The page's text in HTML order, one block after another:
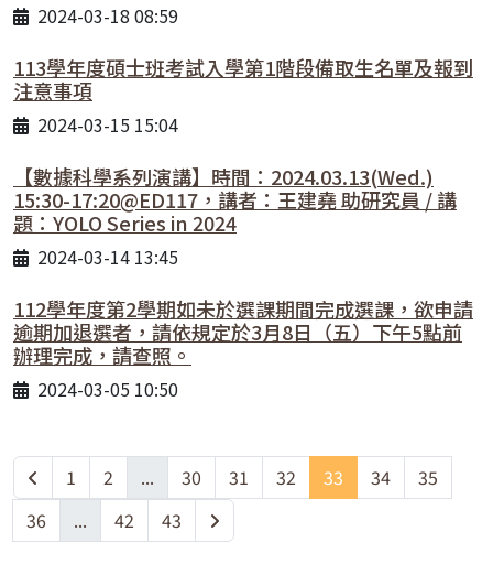
2024-03-18 08:59
113學年度碩士班考試入學第1階段備取生名單及報到
注意事項
2024-03-15 15:04
【數據科學系列演講】時間：2024.03.13(Wed.)
15:30-17:20@ED117，講者：王建堯 助研究員 / 講
題：YOLO Series in 2024
2024-03-14 13:45
112學年度第2學期如未於選課期間完成選課，欲申請
逾期加退選者，請依規定於3月8日（五）下午5點前
辦理完成，請查照。
2024-03-05 10:50
1 2 ... 30 31 32 33 34
35
36
... 42 43